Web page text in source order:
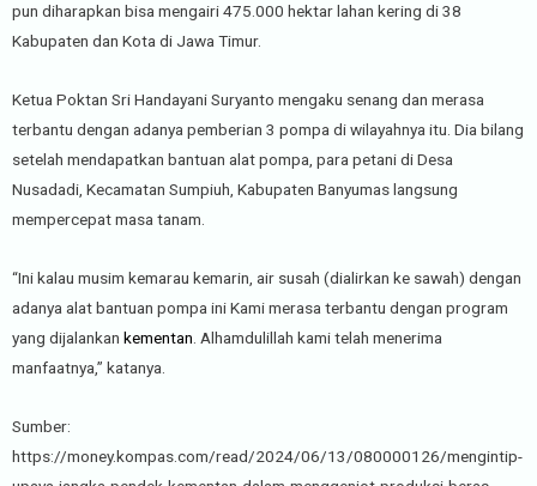
pun diharapkan bisa mengairi 475.000 hektar lahan kering di 38
Kabupaten dan Kota di Jawa Timur.
Ketua Poktan Sri Handayani Suryanto mengaku senang dan merasa
terbantu dengan adanya pemberian 3 pompa di wilayahnya itu. Dia bilang
setelah mendapatkan bantuan alat pompa, para petani di Desa
Nusadadi, Kecamatan Sumpiuh, Kabupaten Banyumas langsung
mempercepat masa tanam.
“Ini kalau musim kemarau kemarin, air susah (dialirkan ke sawah) dengan
adanya alat bantuan pompa ini Kami merasa terbantu dengan program
yang dijalankan kementan . Alhamdulillah kami telah menerima
manfaatnya,” katanya.
Sumber:
https://money.kompas.com/read/2024/06/13/080000126/mengintip-